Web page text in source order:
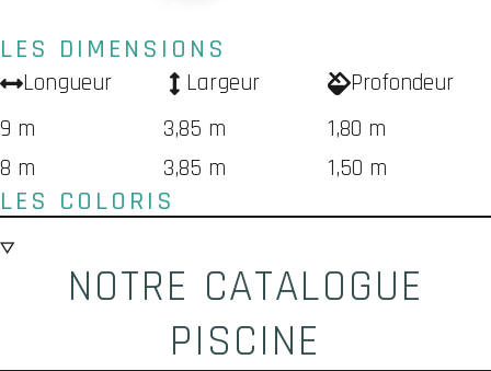
LES DIMENSIONS
Longueur Largeur
Profondeur
9 m
3,85 m
1,80 m
8 m
3,85 m 1,50 m
LES COLORIS
NOTRE CATALOGUE
PISCINE